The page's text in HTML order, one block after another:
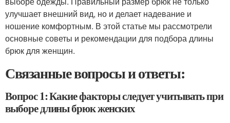
улучшает внешний вид, но и делает надевание и
ношение комфортным. В этой статье мы рассмотрели
основные советы и рекомендации для подбора длины
брюк для женщин.
Связанные вопросы и ответы:
Вопрос 1: Какие факторы следует учитывать при
выборе длины брюк женских